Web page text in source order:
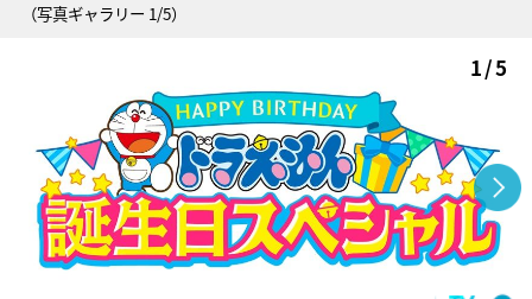
（写真ギャラリー 1/5）
1/5